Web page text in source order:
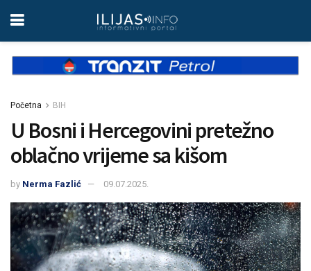
Početna BIH
U Bosni i Hercegovini pretežno
oblačno vrijeme sa kišom
by Nerma Fazlić 09.07.2025.